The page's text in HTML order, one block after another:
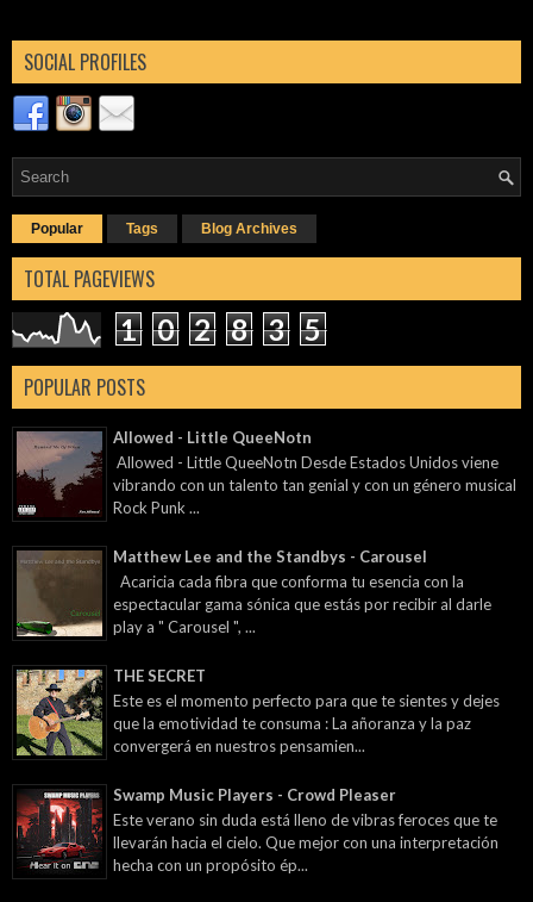
SOCIAL PROFILES
Popular Tags Blog Archives
TOTAL PAGEVIEWS
1 0 2 8 3 5
POPULAR POSTS
Allowed - Little QueeNotn
Allowed - Little QueeNotn Desde Estados Unidos viene
vibrando con un talento tan genial y con un género musical
Rock Punk ...
Matthew Lee and the Standbys - Carousel
Acaricia cada fibra que conforma tu esencia con la
espectacular gama sónica que estás por recibir al darle
play a " Carousel ", ...
THE SECRET
Este es el momento perfecto para que te sientes y dejes
que la emotividad te consuma : La añoranza y la paz
convergerá en nuestros pensamien...
Swamp Music Players - Crowd Pleaser
Este verano sin duda está lleno de vibras feroces que te
llevarán hacia el cielo. Que mejor con una interpretación
hecha con un propósito ép...